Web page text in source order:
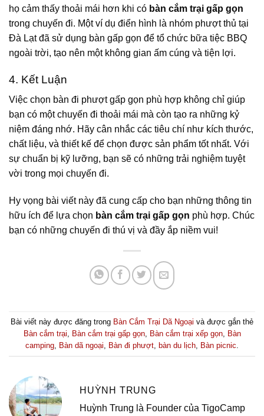
họ cảm thấy thoải mái hơn khi có bàn cắm trại gấp gọn
trong chuyến đi. Một ví dụ điển hình là nhóm phượt thủ tại
Đà Lạt đã sử dụng bàn gấp gọn để tổ chức bữa tiệc BBQ
ngoài trời, tạo nên một không gian ấm cúng và tiện lợi.
4. Kết Luận
Việc chọn bàn đi phượt gấp gọn phù hợp không chỉ giúp
bạn có một chuyến đi thoải mái mà còn tạo ra những kỷ
niệm đáng nhớ. Hãy cân nhắc các tiêu chí như kích thước,
chất liệu, và thiết kế để chọn được sản phẩm tốt nhất. Với
sự chuẩn bị kỹ lưỡng, bạn sẽ có những trải nghiệm tuyệt
vời trong mọi chuyến đi.
Hy vọng bài viết này đã cung cấp cho bạn những thông tin
hữu ích để lựa chọn bàn cắm trại gấp gọn phù hợp. Chúc
bạn có những chuyến đi thú vị và đầy ắp niềm vui!
Bài viết này được đăng trong Bàn Cắm Trại Dã Ngoại và được gắn thẻ
Bàn cắm trại
Bàn cắm trại gấp gọn, Bàn cắm trại xếp gọn, Bàn
camping Bàn dã ngoại Bàn đi phượt bàn du lịch Bàn picnic
HUỲNH TRUNG
Huỳnh Trung là Founder của TigoCamp